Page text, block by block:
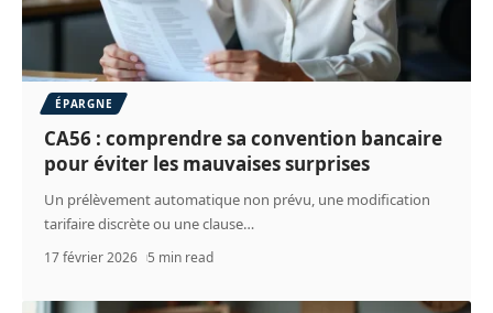
ÉPARGNE
CA56 : comprendre sa convention bancaire
pour éviter les mauvaises surprises
Un prélèvement automatique non prévu, une modification
tarifaire discrète ou une clause…
17 février 2026 5 min read